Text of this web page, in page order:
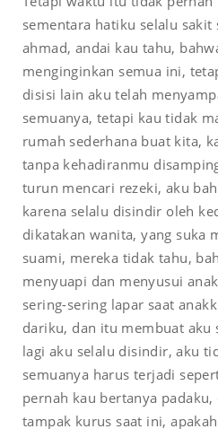
sementara hatiku selalu sakit
ahmad, andai kau tahu,
menginginkan semua ini,
disisi lain aku telah
semuanya, tetapi kau tidak
rumah sederhana buat kita,
tanpa kehadiranmu
turun mencari rezeki, aku
karena selalu disindir oleh
dikatakan wanita, yang suka
suami, mereka tidak tahu,
menyuapi dan menyusui
sering-sering lapar saat
dariku, dan itu membuat aku
lagi aku selalu disindir, aku
semuanya harus terjadi
pernah kau bertanya
tampak kurus saat ini,